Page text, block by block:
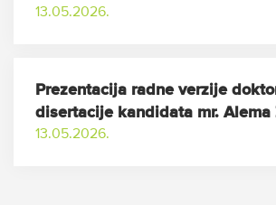
13.05.2026.
Prezentacija radne verzije
disertacije kandidata mr. Alema
13.05.2026.